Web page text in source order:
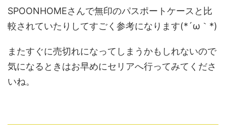
SPOONHOMEさんで無印のパスポートケースと比
較されていたりしてすごく参考になります(*´ω｀*)
またすぐに売切れになってしまうかもしれないので
気になるときはお早めにセリアへ行ってみてくださ
いね。